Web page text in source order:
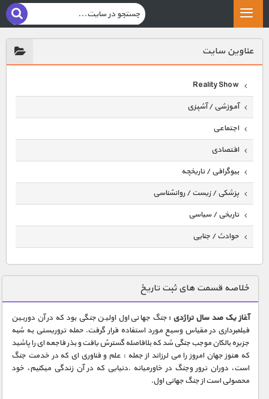
عناوين سايت
Reality Show
آموزشی / آشپزی
اجتماعی
اقتصادی
بیوگرافی / تاریخچه
پزشکی / زیست / روانشناسی
تاریخی / سیاسی
حوادث / جنایی
دنیای خوراکی ها
زمین شناسی / محیط زیست
سازه/ معماری/ مهندسی
سرگرمی
شناخت کودکان
طبیعت
خلاصه قسمت های ثبت تاریخ
آغاز یک صد سال تراژدی : جنگ جهانی اول اولین جنگی بود که در آن دوربین
فیلمبرداری در مقیاس وسیع مورد استفاده قرار گرفت. حمله تروریستی به شبه
جزیره بالکان موجب جنگی شد که بلافاصله گسترش یافت و بذر فاجعه ای را پاشید
که هنوز جهان امروز را می لرزاند از جمله : علم و فناوری ای که در خدمت جنگ
است، دوران ترور وجنگ در خاورمیانه .دنیایی که در آن زندگی میکنیم، خود
محصولی است از جنگ جهانی اول.